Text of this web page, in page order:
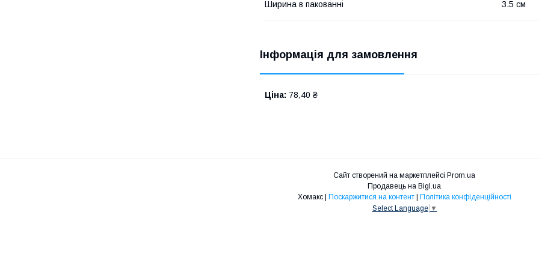
Ширина в пакованні 3.5 см
Інформація для замовлення
Ціна: 78,40 ₴
Сайт створений на маркетплейсі Prom.ua
Продавець на Bigl.ua
Хомакс | Поскаржитися на контент | Політика конфіденційності
Select Language ▼